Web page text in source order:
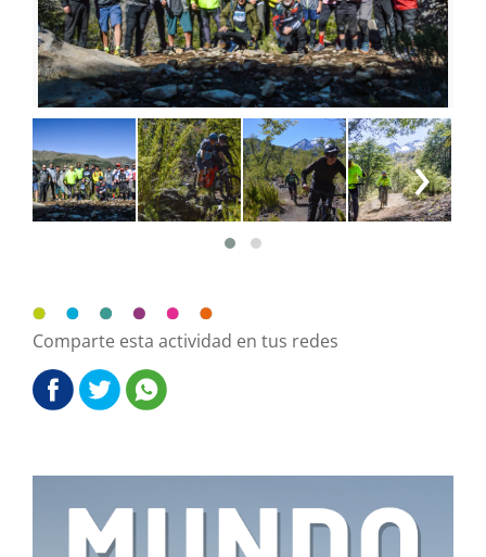
‹ ›
Comparte esta actividad en tus redes